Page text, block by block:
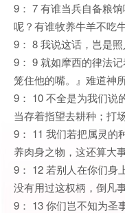
9： 7 有谁当兵自备粮
呢？有谁牧养牛羊不吃
9： 8 我说这话，岂是
9： 9 就如摩西的律法
笼住他的嘴。』难道神
9： 10 不全是为我们说
当存着指望去耕种；打
9： 11 我们若把属灵的
养肉身之物，这还算大
9： 12 若别人在你们身
没有用过这权柄，倒凡
9： 13 你们岂不知为圣